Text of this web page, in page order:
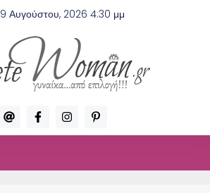
9 Αυγούστου, 2026 4:30 μμ
A
t
F
a
c
I
n
s
P
i
n